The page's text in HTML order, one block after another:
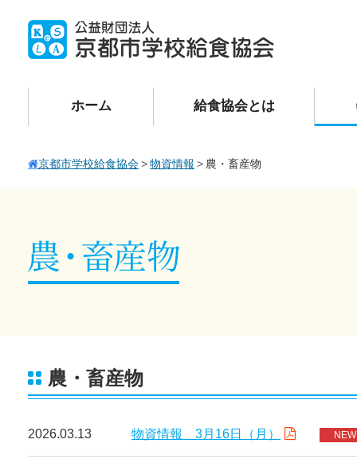
ホーム 給食協会とは
京都市学校給食協会 物資情報 農・畜産物
農・畜産物
2026.03.13 物資情報 3月16日（月） NEW